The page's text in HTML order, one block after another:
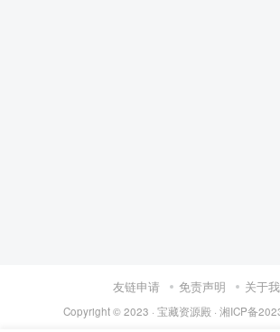
友链申请 免责声明 关于
Copyright © 2023 · 宝藏资源殿· 湘ICP备